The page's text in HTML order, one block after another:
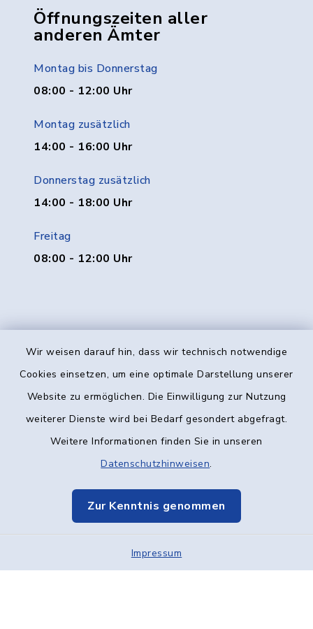
Wir weisen darauf hin, dass wir technisch notwendige
Cookies einsetzen, um eine optimale Darstellung unserer
Website zu ermöglichen. Die Einwilligung zur Nutzung
weiterer Dienste wird bei Bedarf gesondert abgefragt.
Weitere Informationen finden Sie in unseren
Datenschutzhinweisen.
Zur Kenntnis genommen
Impressum
Öffnungszeiten aller
anderen Ämter
Montag bis Donnerstag
08:00 - 12:00 Uhr
Montag zusätzlich
14:00 - 16:00 Uhr
Donnerstag zusätzlich
14:00 - 18:00 Uhr
Freitag
08:00 - 12:00 Uhr
Kontakt
Datenschutz
Elektronische Kommunikation
Sitemap